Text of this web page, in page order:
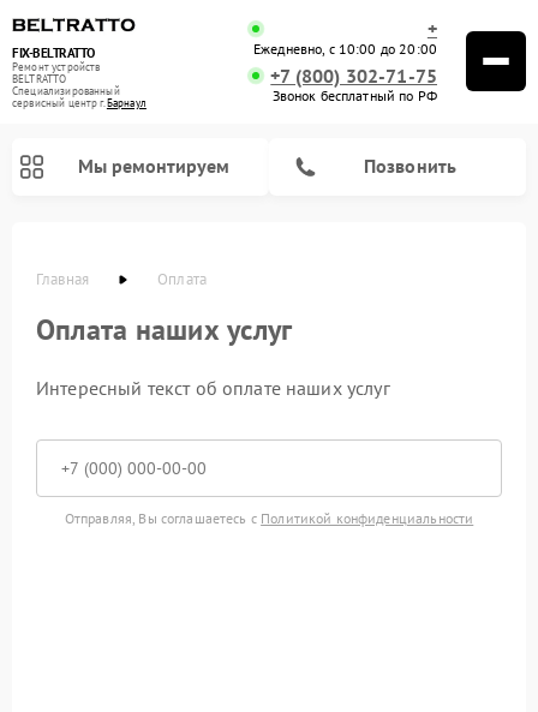
FIX-BELTRATTO
Ремонт устройств
BELTRATTO
Специализированный
cервисный центр г.Барнаул
+
Ежедневно, с 10:00 до 20:00
+7 (800) 302-71-75
Звонок бесплатный по РФ
Мы ремонтируем Позвонить
Главная Оплата
Оплата наших услуг
Интересный текст об оплате наших услуг
Отправляя, Вы соглашаетесь с Политикой конфиденциальности